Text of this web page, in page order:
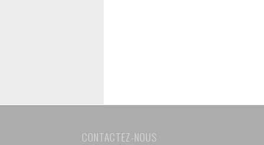
CONTACTEZ-NOUS